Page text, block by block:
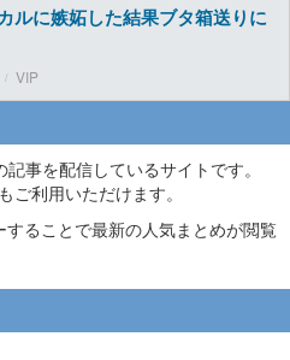
ルに嫉妬した結果ブタ箱送りに
VIP
事を配信しているサイトです。
ご利用いただけます。
することで最新の人気まとめが閲覧